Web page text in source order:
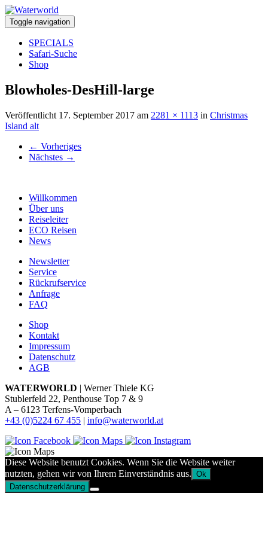
Toggle navigation
SPECIALS
Safari-Suche
Shop
Blowholes-DesHill-large
Veröffentlicht 17. September 2017 am 2281 × 1113 in Christmas
Island alt
← Vorheriges
Nächstes →
Willkommen
Über uns
Reiseleiter
ECO Reisen
News
Newsletter
Service
Rückrufservice
Anfrage
FAQ
Shop
Kontakt
Impressum
Datenschutz
AGB
WATERWORLD | Werner Thiele KG
Stublerfeld 22, Penthouse Top 7 & 9
A – 6123 Terfens-Vomperbach
+43 (0)5224 67 455 | info@waterworld.at
Diese Website benutzt Cookies. Wenn Sie die Website weiter
nutzten, gehen wir von Ihrem Einverständnis aus. Ok
Datenschutzerklärung